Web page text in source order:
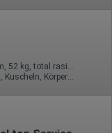
28 Jahre, 75C, KF 34/36, 1.59m, 52 kg, total rasiert, asiatisch
ZK, AV, 69, Franz b. Ihr, Schmu., Kuscheln, Körperküs., AV b. Ihm